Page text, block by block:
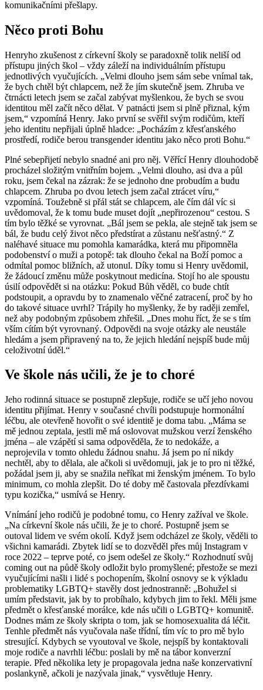
komunikačními přešlapy.
Něco proti Bohu
Henryho zkušenost z církevní školy se paradoxně tolik neliší od
přístupu jiných škol – vždy záleží na individuálním přístupu
jednotlivých vyučujících. „Velmi dlouho jsem sám sebe vnímal tak,
že bych chtěl být chlapcem, než že jím skutečně jsem. Zhruba ve
čtrnácti letech jsem se začal zabývat myšlenkou, že bych se svou
identitou měl začít něco dělat. V patnácti jsem si plně přiznal, kým
jsem,“ vzpomíná Henry. Jako první se svěřil svým rodičům, kteří
jeho identitu nepřijali úplně hladce: „Pocházím z křesťanského
prostředí, rodiče berou transgender identitu jako něco proti Bohu.“
Plné sebepřijetí nebylo snadné ani pro něj. Věřící Henry dlouhodobě
procházel složitým vnitřním bojem. „Velmi dlouho, asi dva a půl
roku, jsem čekal na zázrak: že se jednoho dne probudím a budu
chlapcem. Zhruba po dvou letech jsem začal ztrácet víru,“
vzpomíná. Toužebně si přál stát se chlapcem, ale čím dál víc si
uvědomoval, že k tomu bude muset dojít „nepřirozenou“ cestou. S
tím bylo těžké se vyrovnat. „Bál jsem se pekla, ale stejně tak jsem se
bál, že budu celý život něco předstírat a zůstanu nešťastný.“ Z
naléhavé situace mu pomohla kamarádka, která mu připomněla
podobenství o muži a potopě: tak dlouho čekal na Boží pomoc a
odmítal pomoc bližních, až utonul. Díky tomu si Henry uvědomil,
že žádoucí změnu může poskytnout medicína. Stojí ho ale spoustu
úsilí odpovědět si na otázku: Pokud Bůh věděl, co bude chtít
podstoupit, a opravdu by to znamenalo věčné zatracení, proč by ho
do takové situace uvrhl? Trápily ho myšlenky, že by raději zemřel,
než aby podobným způsobem zhřešil. „Dnes mohu říct, že se s tím
vším cítím být vyrovnaný. Odpovědi na svoje otázky ale neustále
hledám a jsem připravený na to, že jejich hledání nejspíš bude můj
celoživotní úděl.“
Ve škole nás učili, že je to choré
Jeho rodinná situace se postupně zlepšuje, rodiče se učí jeho novou
identitu přijímat. Henry v současné chvíli podstupuje hormonální
léčbu, ale otevřeně hovořit o své identitě je doma tabu. „Máma se
mě jednou zeptala, jestli mě má oslovovat mužskou verzí ženského
jména – ale vzápětí si sama odpověděla, že to nedokáže, a
neprojevila v tomto ohledu žádnou snahu. Já jsem po ní nikdy
nechtěl, aby to dělala, ale ačkoli si uvědomuji, jak je to pro ni těžké,
požádal jsem ji, aby se snažila neříkat mi ženským jménem. To bylo
minimum, co mohla zlepšit. Do té doby mě častovala přezdívkami
typu kozička,“ usmívá se Henry.
Vnímání jeho rodičů je podobné tomu, co Henry zažíval ve škole.
„Na církevní škole nás učili, že je to choré. Postupně jsem se
outoval lidem ve svém okolí. Když jsem odcházel ze školy, věděli to
všichni kamarádi. Zbytek lidí se to dozvěděl přes můj Instagram v
roce 2022 – teprve poté, co jsem odešel ze školy.“ Rozhodnutí svůj
coming out na půdě školy odložit bylo promyšlené; přestože se mezi
vyučujícími našli i lidé s pochopením, školní osnovy se k výkladu
problematiky LGBTQ+ stavěly dost jednostranně: „Bohužel si
umím představit, jak by to probíhalo, kdybych jim to řekl. Měli jsme
předmět o křesťanské morálce, kde nás učili o LGBTQ+ komunitě.
Dodnes mám ze školy skripta o tom, jak se homosexualita dá léčit.
Tenhle předmět nás vyučovala naše třídní, tím víc to pro mě bylo
stresující. Kdybych se vyoutoval ve škole, nejspíš by kontaktovali
moje rodiče a navrhli léčbu: poslali by mě na tábor konverzní
terapie. Před několika lety je propagovala jedna naše konzervativní
poslankyně, ačkoli je nazývala jinak,“ vysvětluje Henry.